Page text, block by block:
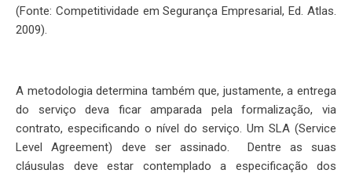
(Fonte: Competitividade em Segurança Empresarial, Ed. Atlas.
2009).
A metodologia determina também que, justamente, a entrega
do serviço deva ficar amparada pela formalização, via
contrato, especificando o nível do serviço. Um SLA (Service
Level Agreement) deve ser assinado. Dentre as suas
cláusulas deve estar contemplado a especificação dos